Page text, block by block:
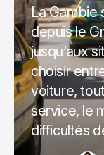
La Gambie
depuis le
jusqu’aux
choisir
voiture,
service, le
difficultés